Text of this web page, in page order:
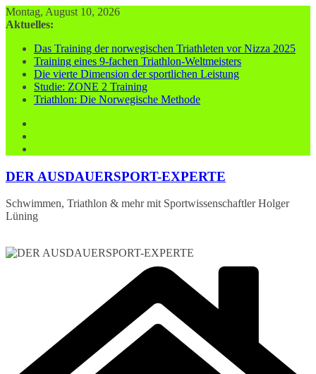
Zum
Inhalt
Montag, August 10, 2026
Aktuelles:
Das Training der norwegischen Triathleten vor Nizza 2025
Training eines 9-fachen Triathlon-Weltmeisters
Die vierte Dimension der sportlichen Leistung
Studie: ZONE 2 Training
Triathlon: Die Norwegische Methode
DER AUSDAUERSPORT-EXPERTE
Schwimmen, Triathlon & mehr mit Sportwissenschaftler Holger
Lüning